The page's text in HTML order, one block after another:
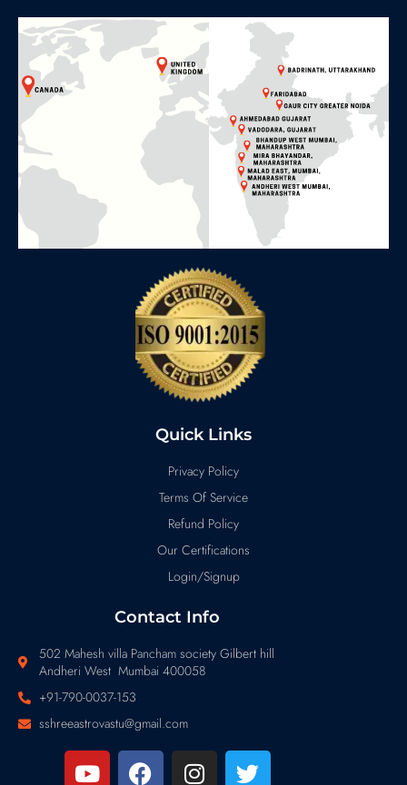
Quick Links
Privacy Policy
Terms Of Service
Refund Policy
Our Certifications
Login/Signup
Contact Info
502 Mahesh villa Pancham society Gilbert hill
Andheri West Mumbai 400058
+91-790-0037-153
sshreeastrovastu@gmail.com